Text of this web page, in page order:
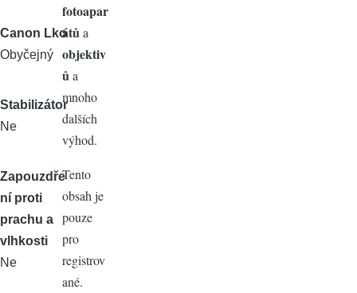
Canon Lko
Obyčejný
Stabilizátor
Ne
Zapouzdře
ní proti
prachu a
vlhkosti
Ne
fotoapar
átů a
objektiv
ů a
mnoho
dalších
výhod.
Tento
obsah je
pouze
pro
registrov
ané.